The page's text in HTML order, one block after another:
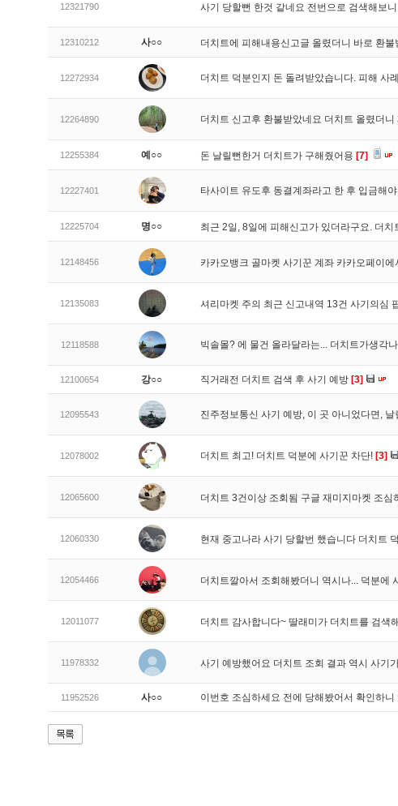
12321790 사기 당할뻔 한것 같네요 전번으로 검색해보
12310212 사○○ 더치트에 피해내용신고글 올렸더니 바로 환불
12272934 더치트 덕분인지 돈 돌려받았습니다. 피해 사
12264890 더치트 신고후 환불받았네요 더치트 올렸더
12255384 예○○ 돈 날릴뻔한거 더치트가 구해줬어용 [7]
12227401 타사이트 유도후 동결계좌라고 한 후 입금해
12225704 명○○ 최근 2일, 8일에 피해신고가 있더라구요. 더
12148456 카카오뱅크 골마켓 사기꾼 계좌 카카오페이에
12135083 셔리마켓 주의 최근 신고내역 13건 사기의심
12118588 빅솔몰? 에 물건 올라달라는... 더치트가생각
12100654 강○○ 직거래전 더치트 검색 후 사기 예방 [3]
12095543 진주정보통신 사기 예방, 이 곳 아니었다면, 날
12078002 더치트 최고! 더치트 덕분에 사기꾼 차단! [3]
12065600 더치트 3건이상 조회됨 구글 재미지마켓 조심
12060330 현재 중고나라 사기 당할번 했습니다 더치트
12054466 더치트깔아서 조회해봤더니 역시나... 덕분에
12011077 더치트 감사합니다~ 딸래미가 더치트를 검색
11978332 사기 예방했어요 더치트 조회 결과 역시 사기
11952526 사○○ 이번호 조심하세요 전에 당해봤어서 확인하니